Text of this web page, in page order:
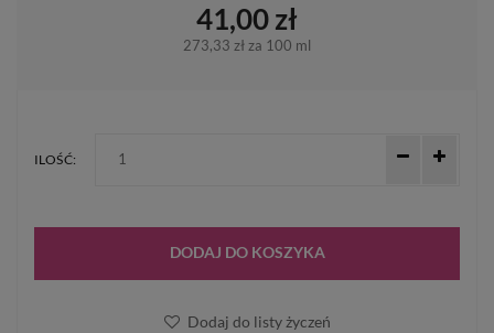
41,00 zł
273,33 złza 100 ml
ILOŚĆ:
DODAJ DO KOSZYKA
Dodaj do listy życzeń